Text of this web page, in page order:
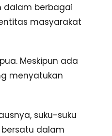
dalam berbagai
masyarakat
Meskipun ada
menyatukan
suku-suku
dalam